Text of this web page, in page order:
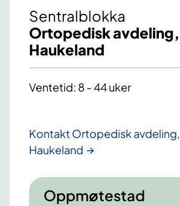
Sentralblokka
Ortopedisk avdeling,
Haukeland
Ventetid: 8 - 44 uker
Kontakt Ortopedisk avdeling,
Haukeland
Oppmøtestad